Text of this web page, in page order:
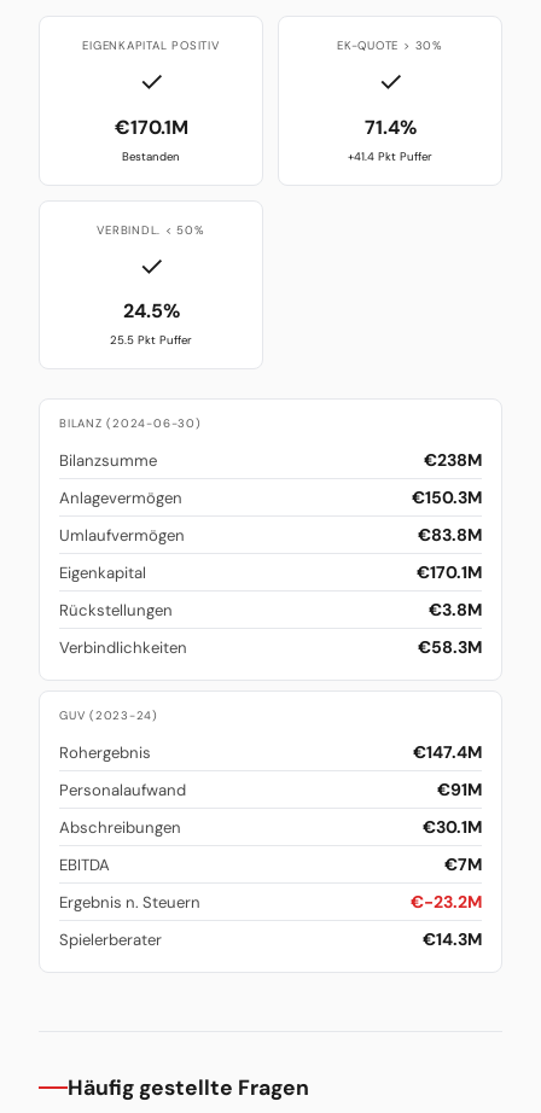
EIGENKAPITAL POSITIV
✓
€170.1M
Bestanden
EK-QUOTE > 30%
✓
71.4%
+41.4 Pkt Puffer
VERBINDL. < 50%
✓
24.5%
25.5 Pkt Puffer
BILANZ (2024-06-30)
Bilanzsumme €238M
Anlagevermögen €150.3M
Umlaufvermögen €83.8M
Eigenkapital €170.1M
Rückstellungen €3.8M
Verbindlichkeiten €58.3M
GUV (2023-24)
Rohergebnis €147.4M
Personalaufwand €91M
Abschreibungen €30.1M
EBITDA €7M
Ergebnis n. Steuern €-23.2M
Spielerberater €14.3M
Häufig gestellte Fragen